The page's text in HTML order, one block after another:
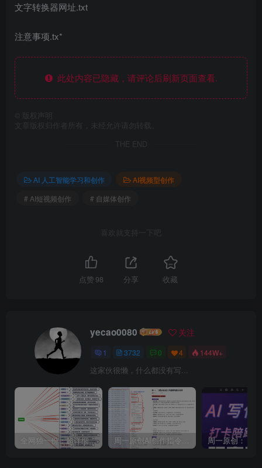
文字转换器网址.txt
注意事项.tx*
此处内容已隐藏，请评论后刷新页面查看.
版权声明
文章版权归作者所有，未经允许请勿转载。
THE END
AI 人工智能学习和创作
AI视频型创作
# AI短视频创作
# 自媒体创作
喜欢就支持一下吧
点赞 98 分享 收藏
yecao0080 关注
1 3732 0 4 144W+
这家伙很懒，什么都没有写...
全网独一份：超详细的40+个自媒体赛道领域解析手册，让你的内容创作不再局限！ 周一原创AI创作指令词：30+个领域赛道的创作提示词集合